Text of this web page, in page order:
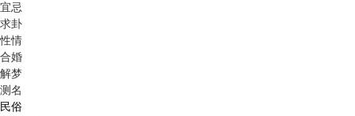
宜忌
求卦
性情
合婚
解梦
测名
民俗